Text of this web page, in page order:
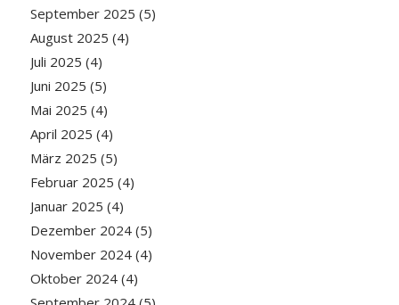
September 2025 (5)
August 2025 (4)
Juli 2025 (4)
Juni 2025 (5)
Mai 2025 (4)
April 2025 (4)
März 2025 (5)
Februar 2025 (4)
Januar 2025 (4)
Dezember 2024(5)
November 2024(4)
Oktober 2024(4)